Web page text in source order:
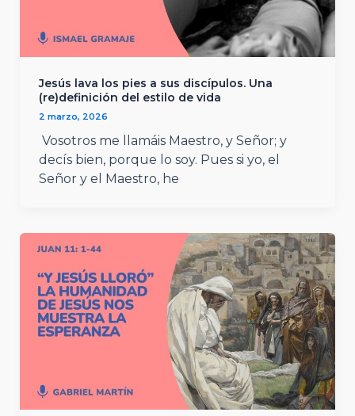
Jesús lava los pies a sus discípulos. Una
(re)definición del estilo de vida
2 marzo, 2026
Vosotros me llamáis Maestro, y Señor; y
decís bien, porque lo soy. Pues si yo, el
Señor y el Maestro, he